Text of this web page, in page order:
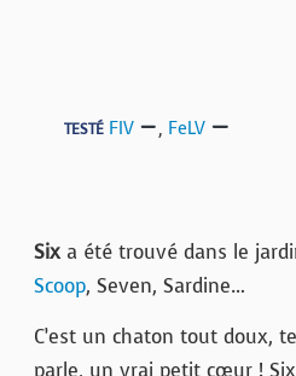
TESTÉ FIV , FeLV
Sixa été trouvé dans le
Scoop, Seven, Sardine…
C’est un chaton tout doux,
parle, un vrai petit cœur !